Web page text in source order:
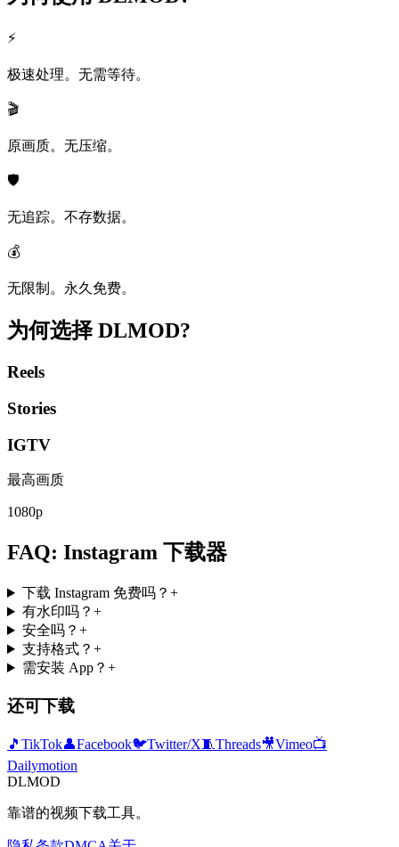
⚡
极速处理。无需等待。
🎬
原画质。无压缩。
🛡️
无追踪。不存数据。
💰
无限制。永久免费。
为何选择 DLMOD?
Reels
Stories
IGTV
最高画质
1080p
FAQ: Instagram 下载器
下载 Instagram 免费吗？ +
有水印吗？ +
安全吗？ +
支持格式？ +
需安装 App？ +
还可下载
🎵 TikTok👤Facebook🐦Twitter/X🧵Threads🎥Vimeo📺
Dailymotion
DLMOD
靠谱的视频下载工具。